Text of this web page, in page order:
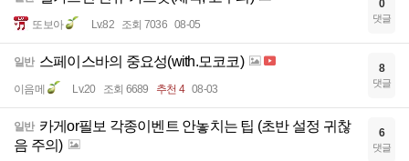
또보아 Lv.82 조회 7036 08-05
0
댓글
일반 스페이스바의 중요성(with.모코코)
이음메 Lv.20 조회 6689 추천 4 08-03
8
댓글
일반 카게or필보 각종이벤트 안놓치는 팁 (초반 설정 귀찮
음 주의)
6
댓글